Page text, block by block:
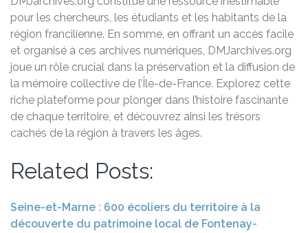
pour les chercheurs, les étudiants et les habitants de la
région francilienne. En somme, en offrant un accès facile
et organisé à ces archives numériques, DMJarchives.org
joue un rôle crucial dans la préservation et la diffusion de
la mémoire collective de l’Île-de-France. Explorez cette
riche plateforme pour plonger dans l’histoire fascinante
de chaque territoire, et découvrez ainsi les trésors
cachés de la région à travers les âges.
Related Posts:
Seine-et-Marne : 600 écoliers du territoire à la
découverte du patrimoine local de Fontenay-